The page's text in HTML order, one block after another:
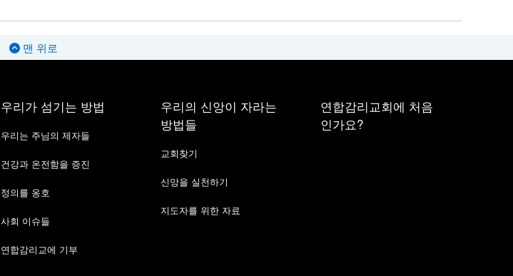
맨 위로
우리가 섬기는 방법
우리는 주님의 제자들
건강과 온전함을 증진
정의를 옹호
사회 이슈들
연합감리교에 기부
우리의 신앙이 자라는
방법들
교회찾기
신앙을 실천하기
지도자를 위한 자료
연합감리교회에 처음
인가요?